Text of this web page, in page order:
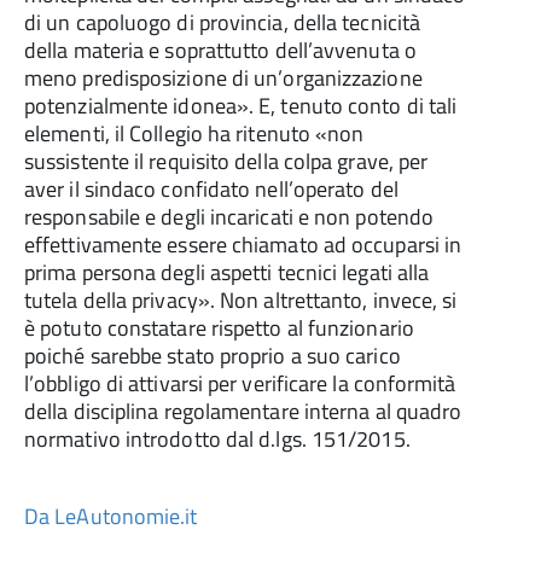
di un capoluogo di provincia, della tecnicità
della materia e soprattutto dell’avvenuta o
meno predisposizione di un’organizzazione
potenzialmente idonea». E, tenuto conto di tali
elementi, il Collegio ha ritenuto «non
sussistente il requisito della colpa grave, per
aver il sindaco confidato nell’operato del
responsabile e degli incaricati e non potendo
effettivamente essere chiamato ad occuparsi in
prima persona degli aspetti tecnici legati alla
tutela della privacy». Non altrettanto, invece, si
è potuto constatare rispetto al funzionario
poiché sarebbe stato proprio a suo carico
l’obbligo di attivarsi per verificare la conformità
della disciplina regolamentare interna al quadro
normativo introdotto dal d.lgs. 151/2015.
Da LeAutonomie.it